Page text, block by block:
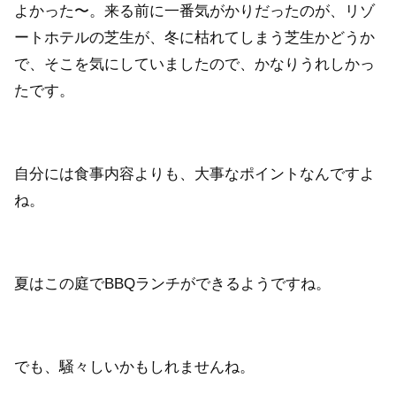
よかった〜。来る前に一番気がかりだったのが、リゾ
ートホテルの芝生が、冬に枯れてしまう芝生かどうか
で、そこを気にしていましたので、かなりうれしかっ
たです。
自分には食事内容よりも、大事なポイントなんですよ
ね。
夏はこの庭でBBQランチができるようですね。
でも、騒々しいかもしれませんね。